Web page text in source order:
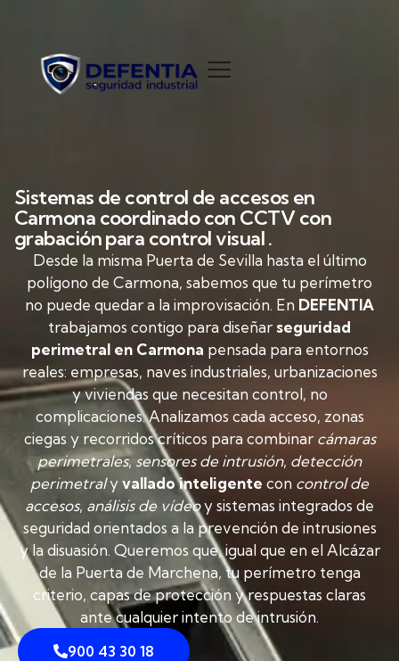
Sistemas de control de accesos en
Carmona coordinado con CCTV con
grabación para control visual .
Desde la misma Puerta de Sevilla hasta el último
polígono de Carmona, sabemos que tu perímetro
no puede quedar a la improvisación. En DEFENTIA
trabajamos contigo para diseñar seguridad
perimetral en Carmona pensada para entornos
reales: empresas, naves industriales, urbanizaciones
y viviendas que necesitan control, no
complicaciones. Analizamos cada acceso, zonas
ciegas y recorridos críticos para combinar cámaras
perimetrales, sensores de intrusión, detección
perimetraly vallado inteligente con control de
accesos, análisis de vídeoy sistemas integrados de
seguridad orientados a la prevención de intrusiones
y la disuasión. Queremos que, igual que en el Alcázar
de la Puerta de Marchena, tu perímetro tenga
criterio, capas de protección y respuestas claras
ante cualquier intento de intrusión.
900 43 30 18